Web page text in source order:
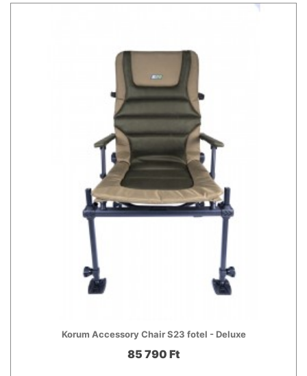
Korum Accessory Chair S23 fotel - Deluxe
85 790 Ft